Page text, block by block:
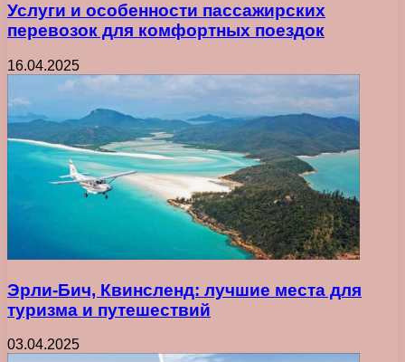
Услуги и особенности пассажирских
перевозок для комфортных поездок
16.04.2025
Эрли-Бич, Квинсленд: лучшие места для
туризма и путешествий
03.04.2025